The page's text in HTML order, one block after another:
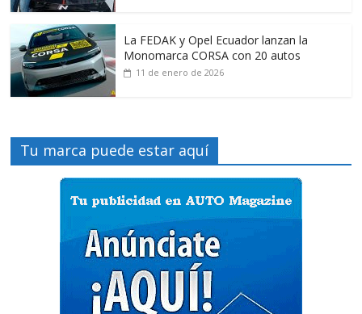
La FEDAK y Opel Ecuador lanzan la
Monomarca CORSA con 20 autos
11 de enero de 2026
Tu marca puede estar aquí